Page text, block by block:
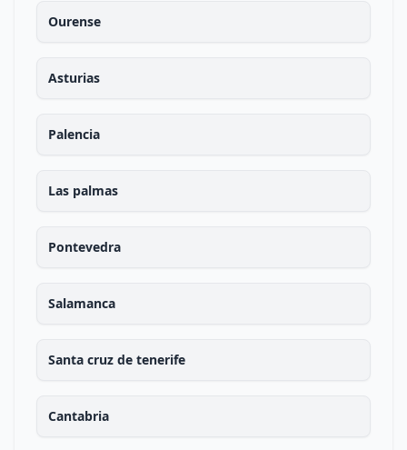
Ourense
Asturias
Palencia
Las palmas
Pontevedra
Salamanca
Santa cruz de tenerife
Cantabria